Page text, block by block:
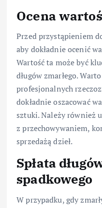
Ocena
Przed przystąpieniem
aby dokładnie ocenić
Wartość ta może być
długów zmarłego.
profesjonalnych
dokładnie oszacować
sztuki. Należy również
z przechowywaniem,
sprzedażą dzieł.
Spłata
spadkowego
W przypadku, gdy